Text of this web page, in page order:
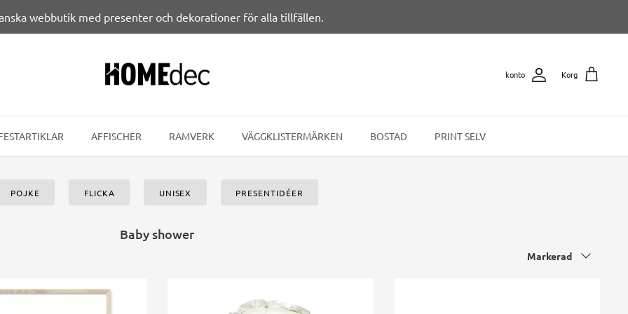
webbutik med presenter och dekorationer för alla tillfällen.
konto Korg
AFFISCHER RAMVERK VÄGGKLISTERMÄRKEN BOSTAD PRINT SELV
POJKE FLICKA UNISEX PRESENTIDÉER
Baby shower
efter
Markerad